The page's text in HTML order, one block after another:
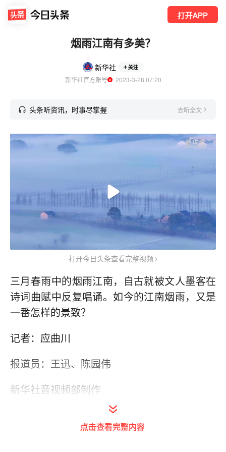
打开APP
烟雨江南有多美？
新华社 关注
新华社官方账号
  2023-3-28 07:20
头条听资讯，时事尽掌握 去听全文
打开今日头条查看完整视频
三月春雨中的烟雨江南，自古就被文人墨客在
诗词曲赋中反复唱诵。如今的江南烟雨，又是
一番怎样的景致？
记者：应曲川
报道员：王迅、陈园伟
新华社音视频部制作
点击查看完整内容